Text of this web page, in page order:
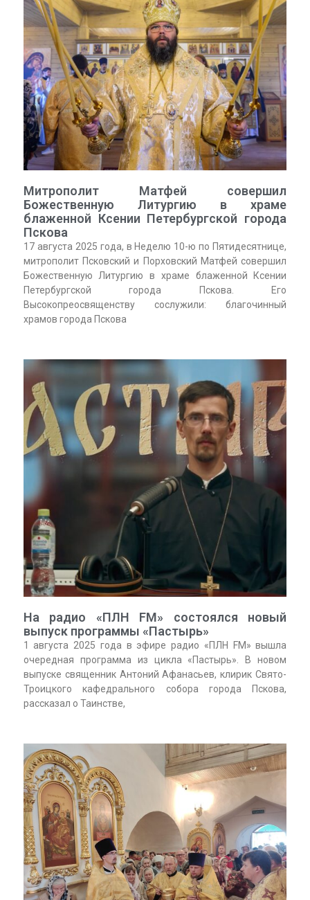
Митрополит Матфей совершил
Божественную Литургию в храме
блаженной Ксении Петербургской города
Пскова
17 августа 2025 года, в Неделю 10-ю по Пятидесятнице,
митрополит Псковский и Порховский Матфей совершил
Божественную Литургию в храме блаженной Ксении
Петербургской города Пскова. Его
Высокопреосвященству сослужили: благочинный
храмов города Пскова
На радио «ПЛН FM» состоялся новый
выпуск программы «Пастырь»
1 августа 2025 года в эфире радио «ПЛН FM» вышла
очередная программа из цикла «Пастырь». В новом
выпуске священник Антоний Афанасьев, клирик Свято-
Троицкого кафедрального собора города Пскова,
рассказал о Таинстве,